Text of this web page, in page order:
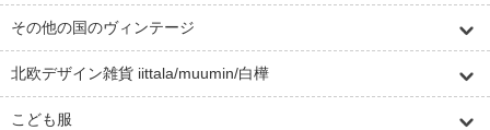
その他の国のヴィンテージ
北欧デザイン雑貨 iittala/muumin/白樺
こども服